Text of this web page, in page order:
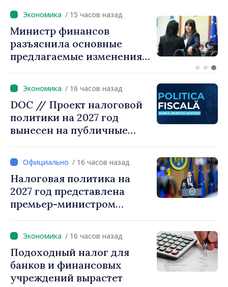
/ 14 часов назад
Премьер-министр Василе
Тофан провёл телефонный
разговор с болгарским
Радевым
/ 16 часов назад
DOC // Проект налоговой
политики на 2027 год
вынесен на публичные
/ 16 часов назад
Налоговая политика на
2027 год представлена
премьер-министром
снижение налоговой
нагрузки на труд,
стимулирование
инвестиций и более
справедливое
/ 16 часов назад
Подоходный налог для
банков и финансовых
учреждений вырастет